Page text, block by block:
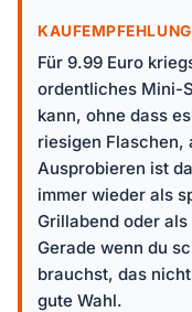
KAUFEMPFEHLUNG
Für 9.99 Euro
ordentliches Mini-
kann, ohne dass
riesigen Flaschen,
Ausprobieren ist
immer wieder als
Grillabend oder
Gerade wenn du
brauchst, das
gute Wahl.